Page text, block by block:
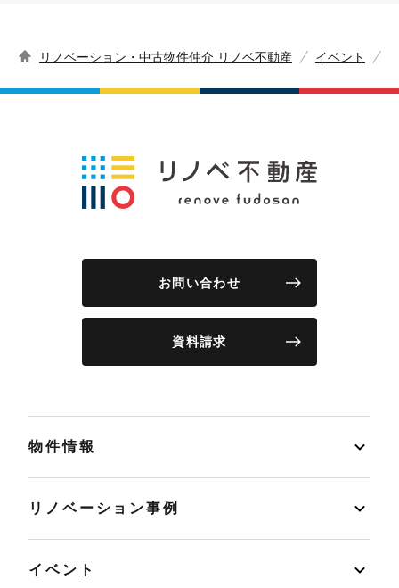
リノベーション・中古物件仲介 リノベ不動産 イベント
お問い合わせ
資料請求
物件情報
リノベーション事例
イベント